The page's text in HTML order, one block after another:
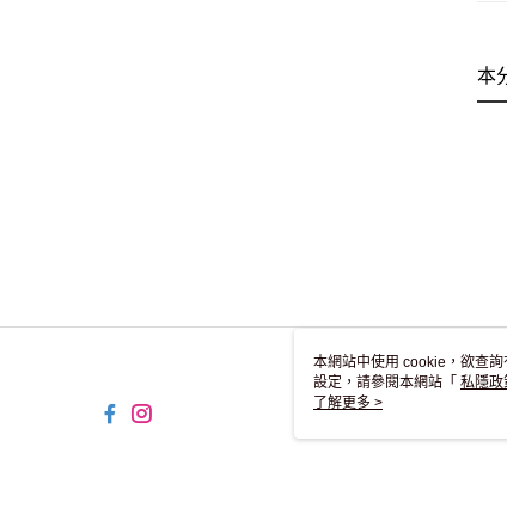
本
本網站中使用 cookie，欲查
設定，請參閱本網站「 私隱政
用 cookie。
了解更多 >